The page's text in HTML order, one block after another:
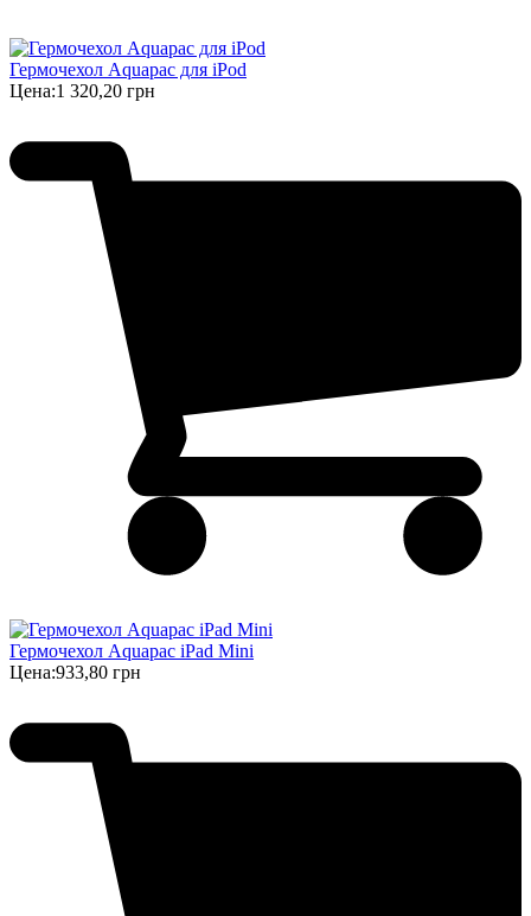
Гермочехол Aquapac для iPod
Цена:1 320,20 грн
Гермочехол Aquapac iPad Mini
Цена:933,80 грн